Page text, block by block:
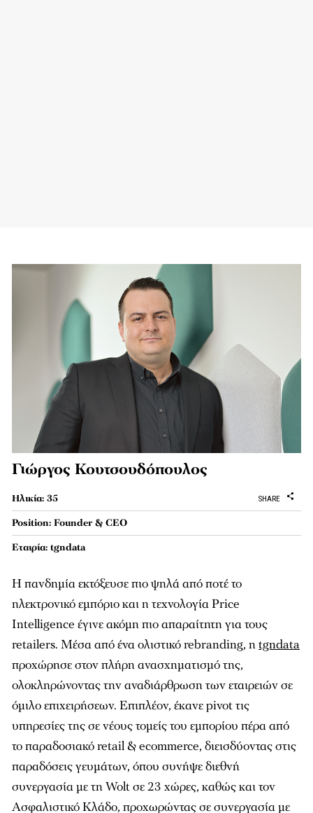
Γιώργος Κουτσουδόπουλος
SHARE
Ηλικία: 35
Position: Founder & CEO
Εταιρία: tgndata
Η πανδημία εκτόξευσε πιο ψηλά από ποτέ το
ηλεκτρονικό εμπόριο και η τεχνολογία Price
Intelligence έγινε ακόμη πιο απαραίτητη για τους
retailers. Μέσα από ένα ολιστικό rebranding, ηtgndata
προχώρησε στον πλήρη ανασχηματισμό της,
ολοκληρώνοντας την αναδιάρθρωση των εταιρειών σε
όμιλο επιχειρήσεων. Επιπλέον, έκανε pivot τις
υπηρεσίες της σε νέους τομείς του εμπορίου πέρα από
το παραδοσιακό retail & ecommerce, διεισδύοντας στις
παραδόσεις γευμάτων, όπου συνήψε διεθνή
συνεργασία με τη Wolt σε 23 χώρες, καθώς και τον
Ασφαλιστικό Κλάδο, προχωρώντας σε συνεργασία με